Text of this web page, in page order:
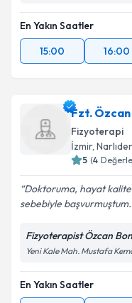
En Yakın Saatler
15:00
16:00
Fzt.
Fizyoterapi
İzmir,
5 (4
Doktoruma, hayat
sebebiyle başvurmuştum.
Fizyoterapist Özcan
Yeni Kale Mah. Mustafa
En Yakın Saatler